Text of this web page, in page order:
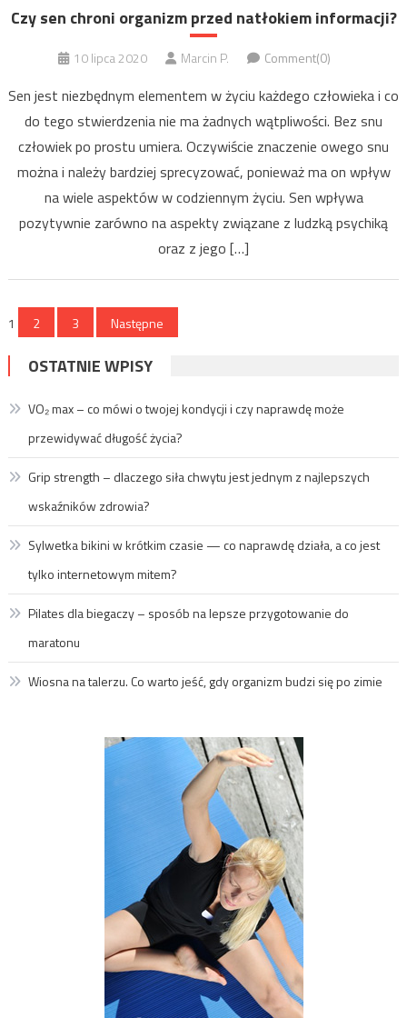
Czy sen chroni organizm przed natłokiem informacji?
10 lipca 2020 Marcin P. Comment(0)
Sen jest niezbędnym elementem w życiu każdego człowieka i co
do tego stwierdzenia nie ma żadnych wątpliwości. Bez snu
człowiek po prostu umiera. Oczywiście znaczenie owego snu
można i należy bardziej sprecyzować, ponieważ ma on wpływ
na wiele aspektów w codziennym życiu. Sen wpływa
pozytywnie zarówno na aspekty związane z ludzką psychiką
oraz z jego […]
Stronicowanie
wpisów
1 2 3 Następne
OSTATNIE WPISY
VO₂ max – co mówi o twojej kondycji i czy naprawdę może
przewidywać długość życia?
Grip strength – dlaczego siła chwytu jest jednym z najlepszych
wskaźników zdrowia?
Sylwetka bikini w krótkim czasie — co naprawdę działa, a co jest
tylko internetowym mitem?
Pilates dla biegaczy – sposób na lepsze przygotowanie do
maratonu
Wiosna na talerzu. Co warto jeść, gdy organizm budzi się po zimie